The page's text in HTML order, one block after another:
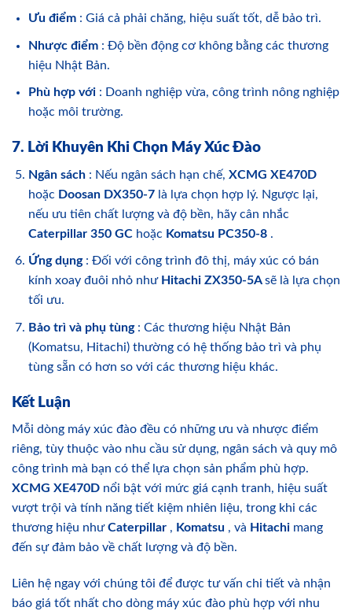
Ưu điểm : Giá cả phải chăng, hiệu suất tốt, dễ bảo trì.
Nhược điểm : Độ bền động cơ không bằng các thương
hiệu Nhật Bản.
Phù hợp với : Doanh nghiệp vừa, công trình nông nghiệp
hoặc môi trường.
7. Lời Khuyên Khi Chọn Máy Xúc Đào
Ngân sách : Nếu ngân sách hạn chế, XCMG XE470D
hoặc Doosan DX350-7 là lựa chọn hợp lý. Ngược lại,
nếu ưu tiên chất lượng và độ bền, hãy cân nhắc
Caterpillar 350 GC hoặc Komatsu PC350-8 .
Ứng dụng : Đối với công trình đô thị, máy xúc có bán
kính xoay đuôi nhỏ như Hitachi ZX350-5Asẽ là lựa chọn
tối ưu.
Bảo trì và phụ tùng : Các thương hiệu Nhật Bản
(Komatsu, Hitachi) thường có hệ thống bảo trì và phụ
tùng sẵn có hơn so với các thương hiệu khác.
Kết Luận
Mỗi dòng máy xúc đào đều có những ưu và nhược điểm
riêng, tùy thuộc vào nhu cầu sử dụng, ngân sách và quy mô
công trình mà bạn có thể lựa chọn sản phẩm phù hợp.
XCMG XE470D nổi bật với mức giá cạnh tranh, hiệu suất
vượt trội và tính năng tiết kiệm nhiên liệu, trong khi các
thương hiệu nhưCaterpillar , Komatsu , và Hitachi mang
đến sự đảm bảo về chất lượng và độ bền.
Liên hệ ngay với chúng tôi để được tư vấn chi tiết và nhận
báo giá tốt nhất cho dòng máy xúc đào phù hợp với nhu